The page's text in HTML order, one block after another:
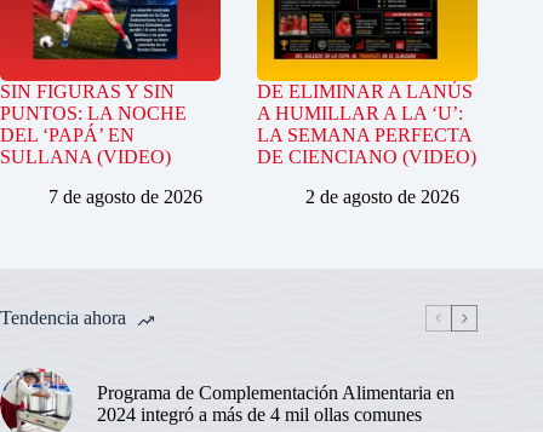
SIN FIGURAS Y SIN
PUNTOS: LA NOCHE
DEL ‘PAPÁ’ EN
SULLANA (VIDEO)
7 de agosto de 2026
DE ELIMINAR A LANÚS
A HUMILLAR A LA ‘U’:
LA SEMANA PERFECTA
DE CIENCIANO (VIDEO)
2 de agosto de 2026
Tendencia ahora
Programa de Complementación Alimentaria en
2024 integró a más de 4 mil ollas comunes